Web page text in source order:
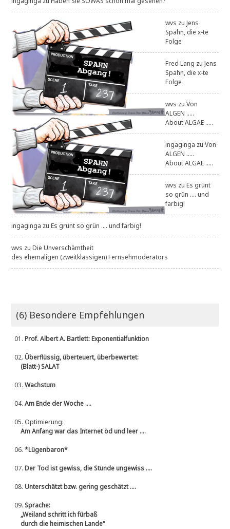
wvs zuJens
Spahn, die x-te
Folge
Fred Lang zuJens
Spahn, die x-te
Folge
wvs zuVon
ALGEN .....
About ALGAE .....
ingaginga zuVon
ALGEN .....
About ALGAE .....
wvs zuEs grünt
so grün .... und
farbig!
ingaginga zuEs grünt so grün .... und farbig!
wvs zuDie Unverschämtheit
des ehemaligen (zweitklassigen) Fernsehmoderators
(6) Besondere Empfehlungen
01.Prof. Albert A. Bartlett: Exponentialfunktion
02.Überflüssig, überteuert, überbewertet:
(Blatt-) SALAT
03.Wachstum
04.Am Ende der Woche ....
05. Optimierung:
Am Anfang war das Internet öd und leer ....
06.*Lügenbaron*
07.Der Tod ist gewiss, die Stunde ungewiss ....
08.Unterschätzt bzw. gering geschätzt ....
09.Sprache:
„Weiland schritt ich fürbaß
durch die heimischen Lande“